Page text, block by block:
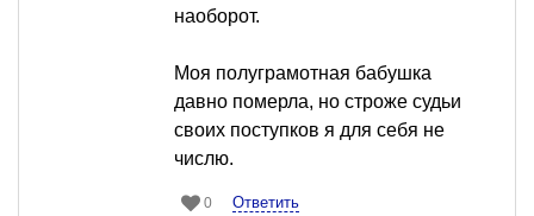
наоборот.
Моя полуграмотная бабушка
давно померла, но строже судьи
своих поступков я для себя не
числю.
0 Ответить